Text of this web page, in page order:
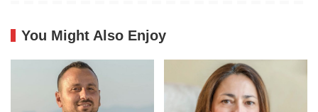
You Might Also Enjoy